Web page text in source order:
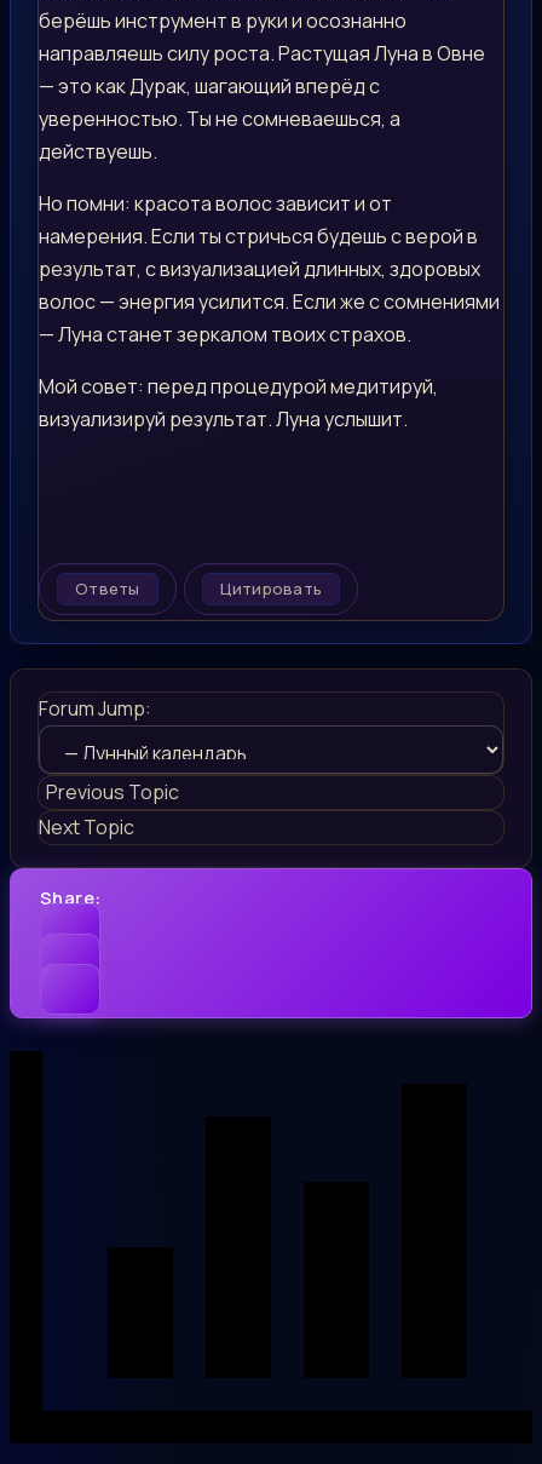
берёшь инструмент в руки и осознанно
направляешь силу роста. Растущая Луна в Овне
— это как Дурак, шагающий вперёд с
уверенностью. Ты не сомневаешься, а
действуешь.
Но помни: красота волос зависит и от
намерения. Если ты стричься будешь с верой в
результат, с визуализацией длинных, здоровых
волос — энергия усилится. Если же с сомнениями
— Луна станет зеркалом твоих страхов.
Мой совет: перед процедурой медитируй,
визуализируй результат. Луна услышит.
Ответы Цитировать
Forum Jump:
Previous Topic
Next Topic
Share: